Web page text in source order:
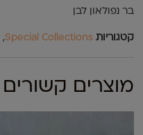
בר נפולאון לבן
קטגוריות Special Collections
,
מוצרים קשורים